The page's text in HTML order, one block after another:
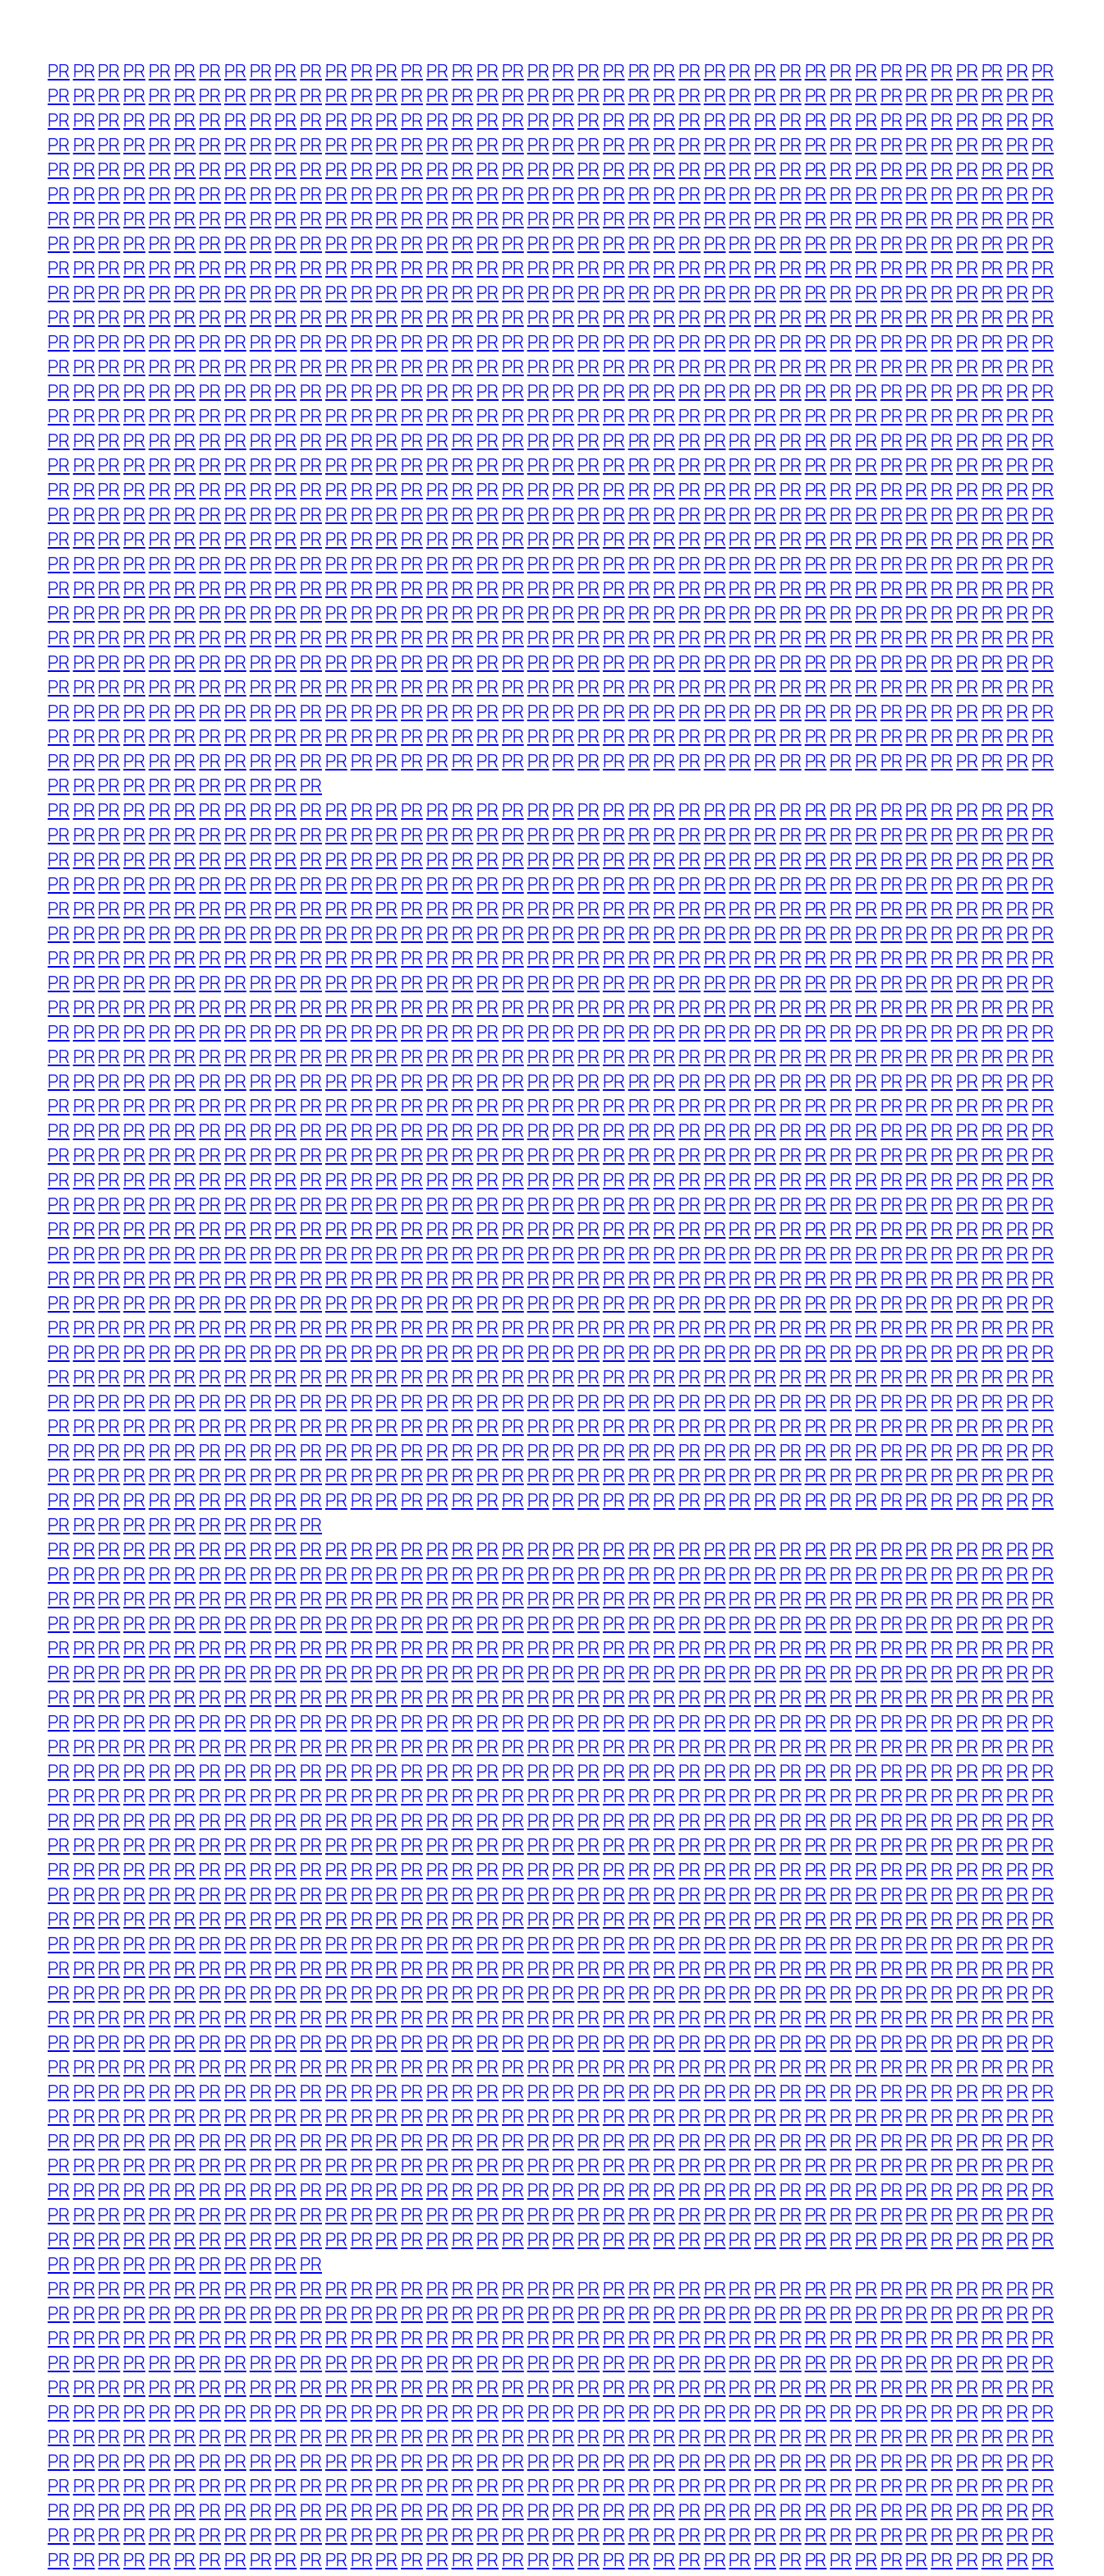
PR PRPR PR PR PR PR PR PRPR PR PR PRPR PR PR PR PR PR PRPR PR PR PR PR PR PRPR PR PR PR PR PR PRPR PR PR PR PR PR
PR PRPR PR PR PR PR PR PRPR PR PR PRPR PR PR PR PR PR PRPR PR PR PR PR PR PRPR PR PR PR PR PR PRPR PR PR PR PR PR
PR PRPR PR PR PR PR PR PRPR PR PR PRPR PR PR PR PR PR PRPR PR PR PR PR PR PRPR PR PR PR PR PR PRPR PR PR PR PR PR
PR PRPR PR PR PR PR PR PRPR PR PR PRPR PR PR PR PR PR PRPR PR PR PR PR PR PRPR PR PR PR PR PR PRPR PR PR PR PR PR
PR PRPR PR PR PR PR PR PRPR PR PR PRPR PR PR PR PR PR PRPR PR PR PR PR PR PRPR PR PR PR PR PR PRPR PR PR PR PR PR
PR PRPR PR PR PR PR PR PRPR PR PR PRPR PR PR PR PR PR PRPR PR PR PR PR PR PRPR PR PR PR PR PR PRPR PR PR PR PR PR
PR PRPR PR PR PR PR PR PRPR PR PR PRPR PR PR PR PR PR PRPR PR PR PR PR PR PRPR PR PR PR PR PR PRPR PR PR PR PR PR
PR PRPR PR PR PR PR PR PRPR PR PR PRPR PR PR PR PR PR PRPR PR PR PR PR PR PRPR PR PR PR PR PR PRPR PR PR PR PR PR
PR PRPR PR PR PR PR PR PRPR PR PR PRPR PR PR PR PR PR PRPR PR PR PR PR PR PRPR PR PR PR PR PR PRPR PR PR PR PR PR
PR PRPR PR PR PR PR PR PRPR PR PR PRPR PR PR PR PR PR PRPR PR PR PR PR PR PRPR PR PR PR PR PR PRPR PR PR PR PR PR
PR PRPR PR PR PR PR PR PRPR PR PR PRPR PR PR PR PR PR PRPR PR PR PR PR PR PRPR PR PR PR PR PR PRPR PR PR PR PR PR
PR PRPR PR PR PR PR PR PRPR PR PR PRPR PR PR PR PR PR PRPR PR PR PR PR PR PRPR PR PR PR PR PR PRPR PR PR PR PR PR
PR PRPR PR PR PR PR PR PRPR PR PR PRPR PR PR PR PR PR PRPR PR PR PR PR PR PRPR PR PR PR PR PR PRPR PR PR PR PR PR
PR PRPR PR PR PR PR PR PRPR PR PR PRPR PR PR PR PR PR PRPR PR PR PR PR PR PRPR PR PR PR PR PR PRPR PR PR PR PR PR
PR PRPR PR PR PR PR PR PRPR PR PR PRPR PR PR PR PR PR PRPR PR PR PR PR PR PRPR PR PR PR PR PR PRPR PR PR PR PR PR
PR PRPR PR PR PR PR PR PRPR PR PR PRPR PR PR PR PR PR PRPR PR PR PR PR PR PRPR PR PR PR PR PR PRPR PR PR PR PR PR
PR PRPR PR PR PR PR PR PRPR PR PR PRPR PR PR PR PR PR PRPR PR PR PR PR PR PRPR PR PR PR PR PR PRPR PR PR PR PR PR
PR PRPR PR PR PR PR PR PRPR PR PR PRPR PR PR PR PR PR PRPR PR PR PR PR PR PRPR PR PR PR PR PR PRPR PR PR PR PR PR
PR PRPR PR PR PR PR PR PRPR PR PR PRPR PR PR PR PR PR PRPR PR PR PR PR PR PRPR PR PR PR PR PR PRPR PR PR PR PR PR
PR PRPR PR PR PR PR PR PRPR PR PR PRPR PR PR PR PR PR PRPR PR PR PR PR PR PRPR PR PR PR PR PR PRPR PR PR PR PR PR
PR PRPR PR PR PR PR PR PRPR PR PR PRPR PR PR PR PR PR PRPR PR PR PR PR PR PRPR PR PR PR PR PR PRPR PR PR PR PR PR
PR PRPR PR PR PR PR PR PRPR PR PR PRPR PR PR PR PR PR PRPR PR PR PR PR PR PRPR PR PR PR PR PR PRPR PR PR PR PR PR
PR PRPR PR PR PR PR PR PRPR PR PR PRPR PR PR PR PR PR PRPR PR PR PR PR PR PRPR PR PR PR PR PR PRPR PR PR PR PR PR
PR PRPR PR PR PR PR PR PRPR PR PR PRPR PR PR PR PR PR PRPR PR PR PR PR PR PRPR PR PR PR PR PR PRPR PR PR PR PR PR
PR PRPR PR PR PR PR PR PRPR PR PR PRPR PR PR PR PR PR PRPR PR PR PR PR PR PRPR PR PR PR PR PR PRPR PR PR PR PR PR
PR PRPR PR PR PR PR PR PRPR PR PR PRPR PR PR PR PR PR PRPR PR PR PR PR PR PRPR PR PR PR PR PR PRPR PR PR PR PR PR
PR PRPR PR PR PR PR PR PRPR PR PR PRPR PR PR PR PR PR PRPR PR PR PR PR PR PRPR PR PR PR PR PR PRPR PR PR PR PR PR
PR PRPR PR PR PR PR PR PRPR PR PR PRPR PR PR PR PR PR PRPR PR PR PR PR PR PRPR PR PR PR PR PR PRPR PR PR PR PR PR
PR PRPR PR PR PR PR PR PRPR PR PR PRPR PR PR PR PR PR PRPR PR PR PR PR PR PRPR PR PR PR PR PR PRPR PR PR PR PR PR
PR PRPR PR PR PR PR PR PRPR PR
PR PRPR PR PR PR PR PR PRPR PR PR PRPR PR PR PR PR PR PRPR PR PR PR PR PR PRPR PR PR PR PR PR PRPR PR PR PR PR PR
PR PRPR PR PR PR PR PR PRPR PR PR PRPR PR PR PR PR PR PRPR PR PR PR PR PR PRPR PR PR PR PR PR PRPR PR PR PR PR PR
PR PRPR PR PR PR PR PR PRPR PR PR PRPR PR PR PR PR PR PRPR PR PR PR PR PR PRPR PR PR PR PR PR PRPR PR PR PR PR PR
PR PRPR PR PR PR PR PR PRPR PR PR PRPR PR PR PR PR PR PRPR PR PR PR PR PR PRPR PR PR PR PR PR PRPR PR PR PR PR PR
PR PRPR PR PR PR PR PR PRPR PR PR PRPR PR PR PR PR PR PRPR PR PR PR PR PR PRPR PR PR PR PR PR PRPR PR PR PR PR PR
PR PRPR PR PR PR PR PR PRPR PR PR PRPR PR PR PR PR PR PRPR PR PR PR PR PR PRPR PR PR PR PR PR PRPR PR PR PR PR PR
PR PRPR PR PR PR PR PR PRPR PR PR PRPR PR PR PR PR PR PRPR PR PR PR PR PR PRPR PR PR PR PR PR PRPR PR PR PR PR PR
PR PRPR PR PR PR PR PR PRPR PR PR PRPR PR PR PR PR PR PRPR PR PR PR PR PR PRPR PR PR PR PR PR PRPR PR PR PR PR PR
PR PRPR PR PR PR PR PR PRPR PR PR PRPR PR PR PR PR PR PRPR PR PR PR PR PR PRPR PR PR PR PR PR PRPR PR PR PR PR PR
PR PRPR PR PR PR PR PR PRPR PR PR PRPR PR PR PR PR PR PRPR PR PR PR PR PR PRPR PR PR PR PR PR PRPR PR PR PR PR PR
PR PRPR PR PR PR PR PR PRPR PR PR PRPR PR PR PR PR PR PRPR PR PR PR PR PR PRPR PR PR PR PR PR PRPR PR PR PR PR PR
PR PRPR PR PR PR PR PR PRPR PR PR PRPR PR PR PR PR PR PRPR PR PR PR PR PR PRPR PR PR PR PR PR PRPR PR PR PR PR PR
PR PRPR PR PR PR PR PR PRPR PR PR PRPR PR PR PR PR PR PRPR PR PR PR PR PR PRPR PR PR PR PR PR PRPR PR PR PR PR PR
PR PRPR PR PR PR PR PR PRPR PR PR PRPR PR PR PR PR PR PRPR PR PR PR PR PR PRPR PR PR PR PR PR PRPR PR PR PR PR PR
PR PRPR PR PR PR PR PR PRPR PR PR PRPR PR PR PR PR PR PRPR PR PR PR PR PR PRPR PR PR PR PR PR PRPR PR PR PR PR PR
PR PRPR PR PR PR PR PR PRPR PR PR PRPR PR PR PR PR PR PRPR PR PR PR PR PR PRPR PR PR PR PR PR PRPR PR PR PR PR PR
PR PRPR PR PR PR PR PR PRPR PR PR PRPR PR PR PR PR PR PRPR PR PR PR PR PR PRPR PR PR PR PR PR PRPR PR PR PR PR PR
PR PRPR PR PR PR PR PR PRPR PR PR PRPR PR PR PR PR PR PRPR PR PR PR PR PR PRPR PR PR PR PR PR PRPR PR PR PR PR PR
PR PRPR PR PR PR PR PR PRPR PR PR PRPR PR PR PR PR PR PRPR PR PR PR PR PR PRPR PR PR PR PR PR PRPR PR PR PR PR PR
PR PRPR PR PR PR PR PR PRPR PR PR PRPR PR PR PR PR PR PRPR PR PR PR PR PR PRPR PR PR PR PR PR PRPR PR PR PR PR PR
PR PRPR PR PR PR PR PR PRPR PR PR PRPR PR PR PR PR PR PRPR PR PR PR PR PR PRPR PR PR PR PR PR PRPR PR PR PR PR PR
PR PRPR PR PR PR PR PR PRPR PR PR PRPR PR PR PR PR PR PRPR PR PR PR PR PR PRPR PR PR PR PR PR PRPR PR PR PR PR PR
PR PRPR PR PR PR PR PR PRPR PR PR PRPR PR PR PR PR PR PRPR PR PR PR PR PR PRPR PR PR PR PR PR PRPR PR PR PR PR PR
PR PRPR PR PR PR PR PR PRPR PR PR PRPR PR PR PR PR PR PRPR PR PR PR PR PR PRPR PR PR PR PR PR PRPR PR PR PR PR PR
PR PRPR PR PR PR PR PR PRPR PR PR PRPR PR PR PR PR PR PRPR PR PR PR PR PR PRPR PR PR PR PR PR PRPR PR PR PR PR PR
PR PRPR PR PR PR PR PR PRPR PR PR PRPR PR PR PR PR PR PRPR PR PR PR PR PR PRPR PR PR PR PR PR PRPR PR PR PR PR PR
PR PRPR PR PR PR PR PR PRPR PR PR PRPR PR PR PR PR PR PRPR PR PR PR PR PR PRPR PR PR PR PR PR PRPR PR PR PR PR PR
PR PRPR PR PR PR PR PR PRPR PR PR PRPR PR PR PR PR PR PRPR PR PR PR PR PR PRPR PR PR PR PR PR PRPR PR PR PR PR PR
PR PRPR PR PR PR PR PR PRPR PR PR PRPR PR PR PR PR PR PRPR PR PR PR PR PR PRPR PR PR PR PR PR PRPR PR PR PR PR PR
PR PRPR PR PR PR PR PR PRPR PR
PR PRPR PR PR PR PR PR PRPR PR PR PRPR PR PR PR PR PR PRPR PR PR PR PR PR PRPR PR PR PR PR PR PRPR PR PR PR PR PR
PR PRPR PR PR PR PR PR PRPR PR PR PRPR PR PR PR PR PR PRPR PR PR PR PR PR PRPR PR PR PR PR PR PRPR PR PR PR PR PR
PR PRPR PR PR PR PR PR PRPR PR PR PRPR PR PR PR PR PR PRPR PR PR PR PR PR PRPR PR PR PR PR PR PRPR PR PR PR PR PR
PR PRPR PR PR PR PR PR PRPR PR PR PRPR PR PR PR PR PR PRPR PR PR PR PR PR PRPR PR PR PR PR PR PRPR PR PR PR PR PR
PR PRPR PR PR PR PR PR PRPR PR PR PRPR PR PR PR PR PR PRPR PR PR PR PR PR PRPR PR PR PR PR PR PRPR PR PR PR PR PR
PR PRPR PR PR PR PR PR PRPR PR PR PRPR PR PR PR PR PR PRPR PR PR PR PR PR PRPR PR PR PR PR PR PRPR PR PR PR PR PR
PR PRPR PR PR PR PR PR PRPR PR PR PRPR PR PR PR PR PR PRPR PR PR PR PR PR PRPR PR PR PR PR PR PRPR PR PR PR PR PR
PR PRPR PR PR PR PR PR PRPR PR PR PRPR PR PR PR PR PR PRPR PR PR PR PR PR PRPR PR PR PR PR PR PRPR PR PR PR PR PR
PR PRPR PR PR PR PR PR PRPR PR PR PRPR PR PR PR PR PR PRPR PR PR PR PR PR PRPR PR PR PR PR PR PRPR PR PR PR PR PR
PR PRPR PR PR PR PR PR PRPR PR PR PRPR PR PR PR PR PR PRPR PR PR PR PR PR PRPR PR PR PR PR PR PRPR PR PR PR PR PR
PR PRPR PR PR PR PR PR PRPR PR PR PRPR PR PR PR PR PR PRPR PR PR PR PR PR PRPR PR PR PR PR PR PRPR PR PR PR PR PR
PR PRPR PR PR PR PR PR PRPR PR PR PRPR PR PR PR PR PR PRPR PR PR PR PR PR PRPR PR PR PR PR PR PRPR PR PR PR PR PR
PR PRPR PR PR PR PR PR PRPR PR PR PRPR PR PR PR PR PR PRPR PR PR PR PR PR PRPR PR PR PR PR PR PRPR PR PR PR PR PR
PR PRPR PR PR PR PR PR PRPR PR PR PRPR PR PR PR PR PR PRPR PR PR PR PR PR PRPR PR PR PR PR PR PRPR PR PR PR PR PR
PR PRPR PR PR PR PR PR PRPR PR PR PRPR PR PR PR PR PR PRPR PR PR PR PR PR PRPR PR PR PR PR PR PRPR PR PR PR PR PR
PR PRPR PR PR PR PR PR PRPR PR PR PRPR PR PR PR PR PR PRPR PR PR PR PR PR PRPR PR PR PR PR PR PRPR PR PR PR PR PR
PR PRPR PR PR PR PR PR PRPR PR PR PRPR PR PR PR PR PR PRPR PR PR PR PR PR PRPR PR PR PR PR PR PRPR PR PR PR PR PR
PR PRPR PR PR PR PR PR PRPR PR PR PRPR PR PR PR PR PR PRPR PR PR PR PR PR PRPR PR PR PR PR PR PRPR PR PR PR PR PR
PR PRPR PR PR PR PR PR PRPR PR PR PRPR PR PR PR PR PR PRPR PR PR PR PR PR PRPR PR PR PR PR PR PRPR PR PR PR PR PR
PR PRPR PR PR PR PR PR PRPR PR PR PRPR PR PR PR PR PR PRPR PR PR PR PR PR PRPR PR PR PR PR PR PRPR PR PR PR PR PR
PR PRPR PR PR PR PR PR PRPR PR PR PRPR PR PR PR PR PR PRPR PR PR PR PR PR PRPR PR PR PR PR PR PRPR PR PR PR PR PR
PR PRPR PR PR PR PR PR PRPR PR PR PRPR PR PR PR PR PR PRPR PR PR PR PR PR PRPR PR PR PR PR PR PRPR PR PR PR PR PR
PR PRPR PR PR PR PR PR PRPR PR PR PRPR PR PR PR PR PR PRPR PR PR PR PR PR PRPR PR PR PR PR PR PRPR PR PR PR PR PR
PR PRPR PR PR PR PR PR PRPR PR PR PRPR PR PR PR PR PR PRPR PR PR PR PR PR PRPR PR PR PR PR PR PRPR PR PR PR PR PR
PR PRPR PR PR PR PR PR PRPR PR PR PRPR PR PR PR PR PR PRPR PR PR PR PR PR PRPR PR PR PR PR PR PRPR PR PR PR PR PR
PR PRPR PR PR PR PR PR PRPR PR PR PRPR PR PR PR PR PR PRPR PR PR PR PR PR PRPR PR PR PR PR PR PRPR PR PR PR PR PR
PR PRPR PR PR PR PR PR PRPR PR PR PRPR PR PR PR PR PR PRPR PR PR PR PR PR PRPR PR PR PR PR PR PRPR PR PR PR PR PR
PR PRPR PR PR PR PR PR PRPR PR PR PRPR PR PR PR PR PR PRPR PR PR PR PR PR PRPR PR PR PR PR PR PRPR PR PR PR PR PR
PR PRPR PR PR PR PR PR PRPR PR PR PRPR PR PR PR PR PR PRPR PR PR PR PR PR PRPR PR PR PR PR PR PRPR PR PR PR PR PR
PR PRPR PR PR PR PR PR PRPR PR
PR PRPR PR PR PR PR PR PRPR PR PR PRPR PR PR PR PR PR PRPR PR PR PR PR PR PRPR PR PR PR PR PR PRPR PR PR PR PR PR
PR PRPR PR PR PR PR PR PRPR PR PR PRPR PR PR PR PR PR PRPR PR PR PR PR PR PRPR PR PR PR PR PR PRPR PR PR PR PR PR
PR PRPR PR PR PR PR PR PRPR PR PR PRPR PR PR PR PR PR PRPR PR PR PR PR PR PRPR PR PR PR PR PR PRPR PR PR PR PR PR
PR PRPR PR PR PR PR PR PRPR PR PR PRPR PR PR PR PR PR PRPR PR PR PR PR PR PRPR PR PR PR PR PR PRPR PR PR PR PR PR
PR PRPR PR PR PR PR PR PRPR PR PR PRPR PR PR PR PR PR PRPR PR PR PR PR PR PRPR PR PR PR PR PR PRPR PR PR PR PR PR
PR PRPR PR PR PR PR PR PRPR PR PR PRPR PR PR PR PR PR PRPR PR PR PR PR PR PRPR PR PR PR PR PR PRPR PR PR PR PR PR
PR PRPR PR PR PR PR PR PRPR PR PR PRPR PR PR PR PR PR PRPR PR PR PR PR PR PRPR PR PR PR PR PR PRPR PR PR PR PR PR
PR PRPR PR PR PR PR PR PRPR PR PR PRPR PR PR PR PR PR PRPR PR PR PR PR PR PRPR PR PR PR PR PR PRPR PR PR PR PR PR
PR PRPR PR PR PR PR PR PRPR PR PR PRPR PR PR PR PR PR PRPR PR PR PR PR PR PRPR PR PR PR PR PR PRPR PR PR PR PR PR
PR PRPR PR PR PR PR PR PRPR PR PR PRPR PR PR PR PR PR PRPR PR PR PR PR PR PRPR PR PR PR PR PR PRPR PR PR PR PR PR
PR PRPR PR PR PR PR PR PRPR PR PR PRPR PR PR PR PR PR PRPR PR PR PR PR PR PRPR PR PR PR PR PR PRPR PR PR PR PR PR
PR PRPR PR PR PR PR PR PRPR PR PR PRPR PR PR PR PR PR PRPR PR PR PR PR PR PRPR PR PR PR PR PR PRPR PR PR PR PR PR